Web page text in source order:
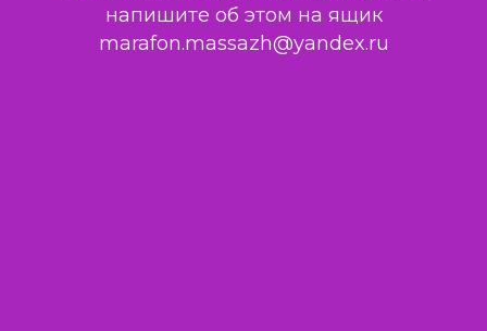
напишите об этом на ящик
marafon.massazh@yandex.ru